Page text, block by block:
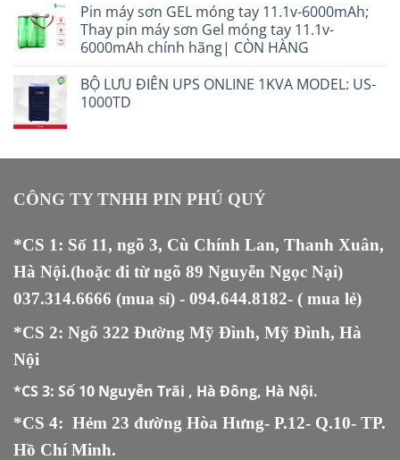
Pin máy sơn GEL móng tay 11.1v-6000mAh;
Thay pin máy sơn Gel móng tay 11.1v-
6000mAh chính hãng| CÒN HÀNG
BỘ LƯU ĐIÊN UPS ONLINE 1KVA MODEL: US-
1000TD
CÔNG TY TNHH PIN PHÚ QUÝ
*CS 1: Số 11, ngõ 3, Cù Chính Lan, Thanh Xuân,
Hà Nội.(hoặc đi từ ngõ 89 Nguyễn Ngọc Nại)
037.314.6666 (mua sỉ) - 094.644.8182- ( mua lẻ)
*CS 2: Ngõ 322 Đường Mỹ Đình, Mỹ Đình, Hà
Nội
*CS 3: Số 10 Nguyễn Trãi , Hà Đông, Hà Nội.
*CS 4: Hẻm 23 đường Hòa Hưng- P.12- Q.10- TP.
Hồ Chí Minh.